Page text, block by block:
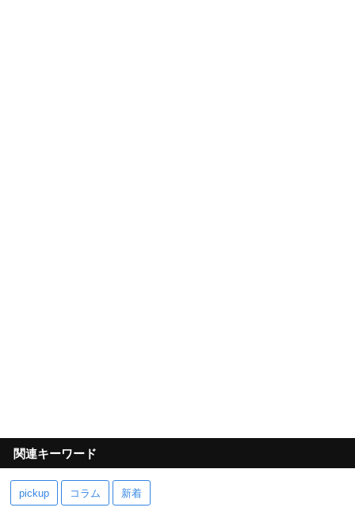
関連キーワード
pickup コラム 新着